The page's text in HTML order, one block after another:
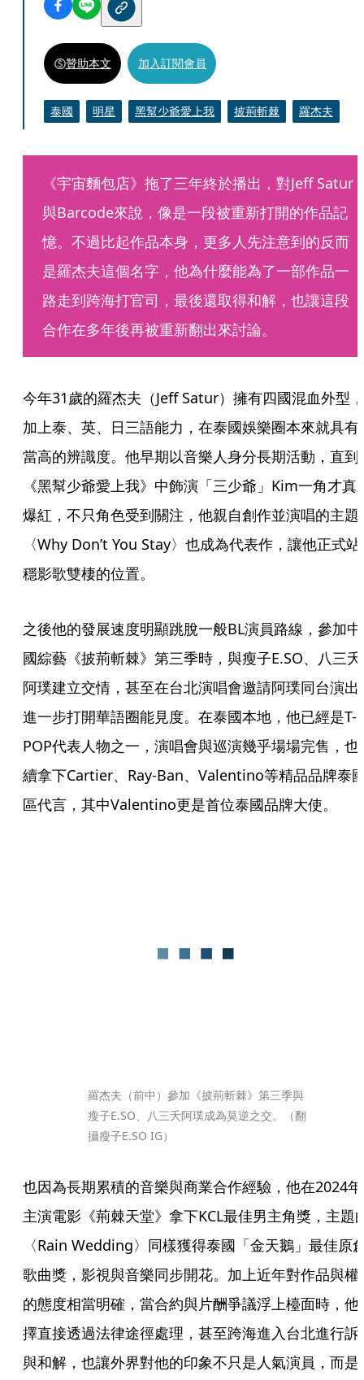
贊助本文 加入訂閱會員
泰國 明星 黑幫少爺愛上我 披荊斬棘 羅杰夫
《宇宙麵包店》拖了三年終於播出，對Jeff Satur
與Barcode來說，像是一段被重新打開的作品記
憶。不過比起作品本身，更多人先注意到的反而
是羅杰夫這個名字，他為什麼能為了一部作品一
路走到跨海打官司，最後還取得和解，也讓這段
合作在多年後再被重新翻出來討論。
今年31歲的羅杰夫（Jeff Satur）擁有四國混血外型，
加上泰、英、日三語能力，在泰國娛樂圈本來就具有
當高的辨識度。他早期以音樂人身分長期活動，直到
《黑幫少爺愛上我》中飾演「三少爺」Kim一角才真
爆紅，不只角色受到關注，他親自創作並演唱的主題
〈Why Don’t You Stay〉也成為代表作，讓他正式站
穩影歌雙棲的位置。
之後他的發展速度明顯跳脫一般BL演員路線，參加中
國綜藝《披荊斬棘》第三季時，與瘦子E.SO、八三夭
阿璞建立交情，甚至在台北演唱會邀請阿璞同台演出
進一步打開華語圈能見度。在泰國本地，他已經是T-
POP代表人物之一，演唱會與巡演幾乎場場完售，也
續拿下Cartier、Ray-Ban、Valentino等精品品牌泰
區代言，其中Valentino更是首位泰國品牌大使。
羅杰夫（前中）參加《披荊斬棘》第三季與
瘦子E.SO、八三夭阿璞成為莫逆之交。（翻
攝瘦子E.SO IG）
也因為長期累積的音樂與商業合作經驗，他在2024年
主演電影《荊棘天堂》拿下KCL最佳男主角獎，主題
〈Rain Wedding〉同樣獲得泰國「金天鵝」最佳原
歌曲獎，影視與音樂同步開花。加上近年對作品與權
的態度相當明確，當合約與片酬爭議浮上檯面時，他
擇直接透過法律途徑處理，甚至跨海進入台北進行訴
與和解，也讓外界對他的印象不只是人氣演員，而是